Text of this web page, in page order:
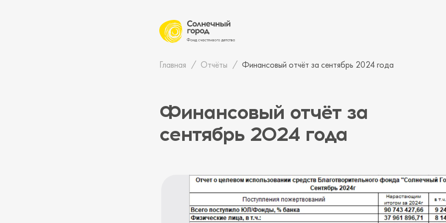
Главная Отчёты Финансовый отчёт за сентябрь 2024 года
Финансовый отчёт за
сентябрь 2024 года